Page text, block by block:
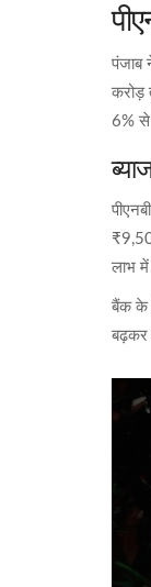
पंजाब
करोड़
6% से
लाभ में
बैंक के
बढ़कर